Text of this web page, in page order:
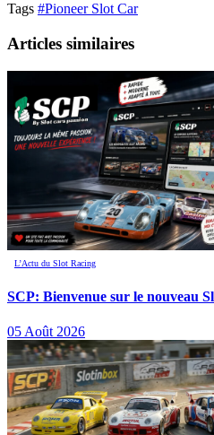
Tags #Pioneer Slot Car
Articles similaires
L’Actu du Slot Racing
SCP: Bienvenue sur le nouveau
05 Août 2026